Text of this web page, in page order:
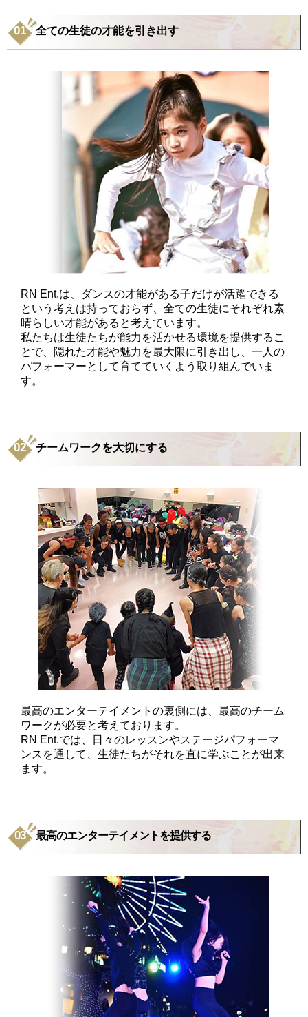
全ての生徒の才能を引き出す
RN Ent.は、ダンスの才能がある子だけが活躍できる
という考えは持っておらず、全ての生徒にそれぞれ素
晴らしい才能があると考えています。
私たちは生徒たちが能力を活かせる環境を提供するこ
とで、隠れた才能や魅力を最大限に引き出し、一人の
パフォーマーとして育てていくよう取り組んでいま
す。
チームワークを大切にする
最高のエンターテイメントの裏側には、最高のチーム
ワークが必要と考えております。
RN Ent.では、日々のレッスンやステージパフォーマ
ンスを通して、生徒たちがそれを直に学ぶことが出来
ます。
最高のエンターテイメントを提供する